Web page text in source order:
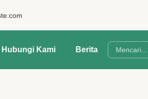
Hubungi Kami Berita